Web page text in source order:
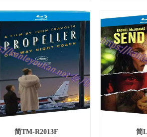
简TM-R2013F 简